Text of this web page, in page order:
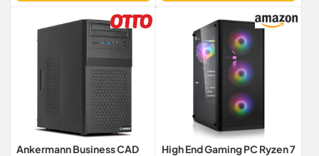
Ankermann Business CAD
High End Gaming PC Ryzen 7